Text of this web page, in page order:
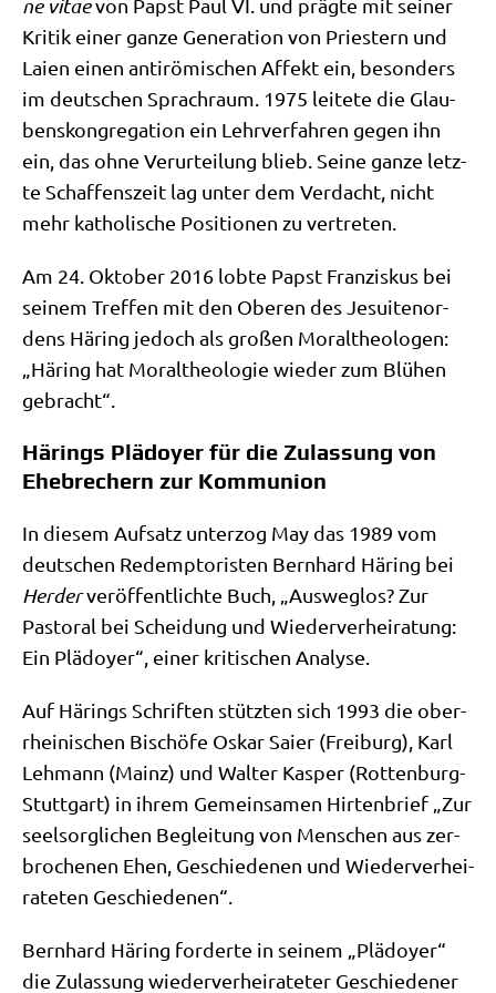
ne vitaevon Papst Paul VI. und präg­te mit sei­ner
Kri­tik einer gan­ze Gene­ra­ti­on von Prie­stern und
Lai­en einen anti­rö­mi­schen Affekt ein, beson­ders
im deut­schen Sprach­raum. 1975 lei­te­te die Glau­
bens­kon­gre­ga­ti­on ein Lehr­ver­fah­ren gegen ihn
ein, das ohne Ver­ur­tei­lung blieb. Sei­ne gan­ze letz­
te Schaf­fens­zeit lag unter dem Ver­dacht, nicht
mehr katho­li­sche Posi­tio­nen zu vertreten.
Am 24. Okto­ber 2016 lob­te Papst Fran­zis­kus bei
sei­nem Tref­fen mit den Obe­ren des Jesui­ten­or­
dens Här­ing jedoch als gro­ßen Moral­theo­lo­gen:
„Här­ing hat Moral­theo­lo­gie wie­der zum Blü­hen
gebracht“.
Härings Plädoyer für die Zulassung von
Ehebrechern zur Kommunion
In die­sem Auf­satz unter­zog May das 1989 vom
deut­schen Redempto­ri­sten Bern­hard Här­ing bei
Her­derver­öf­fent­lich­te Buch, „Aus­weg­los? Zur
Pasto­ral bei Schei­dung und Wie­der­ver­hei­ra­tung:
Ein Plä­doy­er“, einer kri­ti­schen Analyse.
Auf Härings Schrif­ten stütz­ten sich 1993 die ober­
rhei­ni­schen Bischö­fe Oskar Sai­er (Frei­burg), Karl
Leh­mann (Mainz) und Wal­ter Kas­per (Rot­ten­burg-
Stutt­gart) in ihrem Gemein­sa­men Hir­ten­brief „Zur
seel­sorg­li­chen Beglei­tung von Men­schen aus zer­
bro­che­nen Ehen, Geschie­de­nen und Wie­der­ver­hei­
ra­te­ten Geschiedenen“.
Bern­hard Här­ing for­der­te in sei­nem „Plä­doy­er“
die Zulas­sung wie­der­ver­hei­ra­te­ter Geschie­de­ner